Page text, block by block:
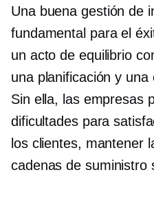
Una buena gestión de
fundamental para el
un acto de equilibrio
una planificación y una
Sin ella, las empresas
dificultades para
los clientes, mantener
cadenas de suministro